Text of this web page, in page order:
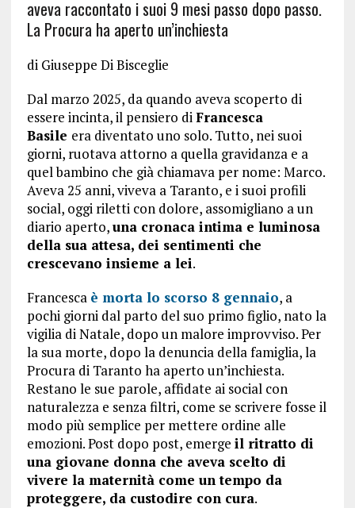
aveva raccontato i suoi 9 mesi passo dopo passo.
La Procura ha aperto un’inchiesta
di Giuseppe Di Bisceglie
Dal marzo 2025, da quando aveva scoperto di
essere incinta, il pensiero di Francesca
Basile era diventato uno solo. Tutto, nei suoi
giorni, ruotava attorno a quella gravidanza e a
quel bambino che già chiamava per nome: Marco.
Aveva 25 anni, viveva a Taranto, e i suoi profili
social, oggi riletti con dolore, assomigliano a un
diario aperto,una cronaca intima e luminosa
della sua attesa, dei sentimenti che
crescevano insieme a lei.
Francesca è morta lo scorso 8 gennaio, a
pochi giorni dal parto del suo primo figlio, nato la
vigilia di Natale, dopo un malore improvviso. Per
la sua morte, dopo la denuncia della famiglia, la
Procura di Taranto ha aperto un’inchiesta.
Restano le sue parole, affidate ai social con
naturalezza e senza filtri, come se scrivere fosse il
modo più semplice per mettere ordine alle
emozioni. Post dopo post, emerge il ritratto di
una giovane donna che aveva scelto di
vivere la maternità come un tempo da
proteggere, da custodire con cura.